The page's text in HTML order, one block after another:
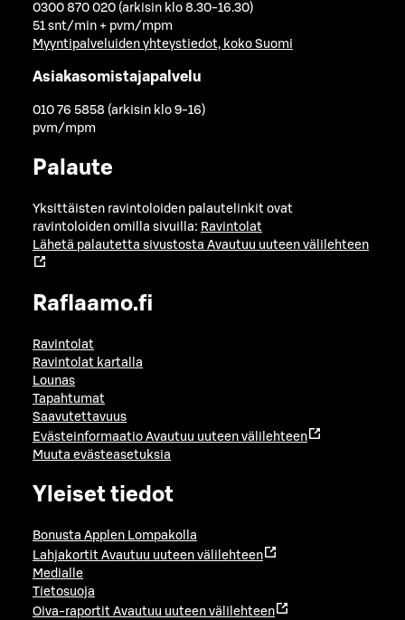
0300 870 020 (arkisin klo 8.30-16.30)
51 snt/min + pvm/mpm
Myyntipalveluiden yhteystiedot, koko Suomi
Asiakasomistajapalvelu
010 76 5858 (arkisin klo 9-16)
pvm/mpm
Palaute
Yksittäisten ravintoloiden palautelinkit ovat
ravintoloiden omilla sivuilla: Ravintolat
Lähetä palautetta sivustosta Avautuu uuteen välilehteen
Raflaamo.fi
Ravintolat
Ravintolat kartalla
Lounas
Tapahtumat
Saavutettavuus
Evästeinformaatio Avautuu uuteen välilehteen
Muuta evästeasetuksia
Yleiset tiedot
Bonusta Applen Lompakolla
Lahjakortit Avautuu uuteen välilehteen
Medialle
Tietosuoja
Oiva-raportit Avautuu uuteen välilehteen